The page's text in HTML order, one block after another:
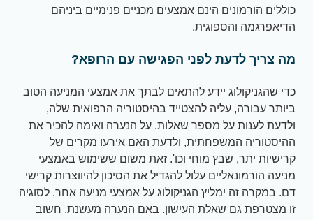
כוללים הורמונים הינם אמצעים מכניים פנימיים ביניהם
הדיאפרגמה והספוגית.
מה צריך לדעת לפני הפגישה עם הרופא?
כדי שהגניקולוג יידע להתאים לבתך את אמצעי המניעה הטוב
ביותר עבורה, עליה להצטייד בהיסטוריה הרפואית שלה,
ולדעת לענות על מספר שאלות. על הנערה ואימה להכיר את
ההיסטוריה המשפחתית, ולדעת האם אירעו מקרים של
קרישיות יתר, שבץ מוחי וכו'. זאת משום ששימוש באמצעי
מניעה הורמונאליים עלול להגדיל את הסיכון להיווצרות קרישי
דם. במקרה זה ימליץ הגניקולוג על אמצעי מניעה אחר. לסוגיה
זו מצטרפת גם שאלת העישון. באם הנערה מעשנת, חשוב